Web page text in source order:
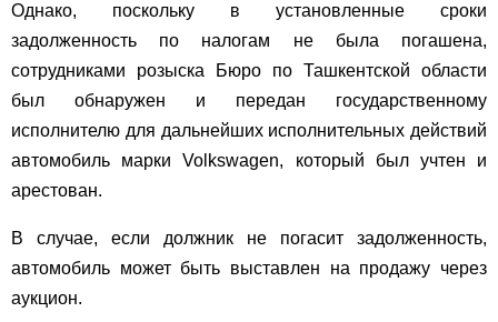
Однако, поскольку в установленные сроки
задолженность по налогам не была погашена,
сотрудниками розыска Бюро по Ташкентской области
был обнаружен и передан государственному
исполнителю для дальнейших исполнительных действий
автомобиль марки Volkswagen, который был учтен и
арестован.
В случае, если должник не погасит задолженность,
автомобиль может быть выставлен на продажу через
аукцион.